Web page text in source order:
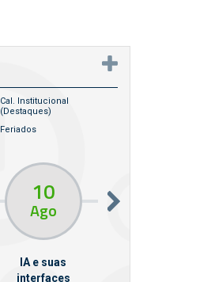
Cal. Institucional
(destaques)
Feriados
10
Ago
IA e suas
interfaces